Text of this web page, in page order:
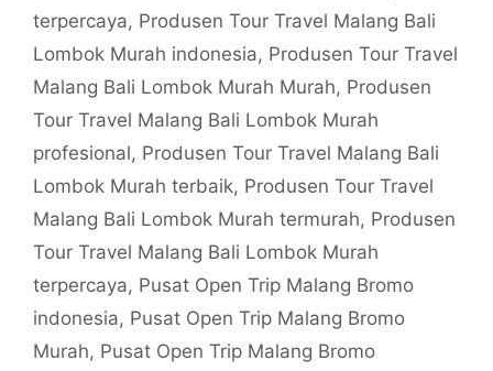
terpercaya, Produsen Tour Travel Malang Bali
Lombok Murah indonesia, Produsen Tour Travel
Malang Bali Lombok Murah Murah, Produsen
Tour Travel Malang Bali Lombok Murah
profesional, Produsen Tour Travel Malang Bali
Lombok Murah terbaik, Produsen Tour Travel
Malang Bali Lombok Murah termurah, Produsen
Tour Travel Malang Bali Lombok Murah
terpercaya, Pusat Open Trip Malang Bromo
indonesia, Pusat Open Trip Malang Bromo
Murah, Pusat Open Trip Malang Bromo